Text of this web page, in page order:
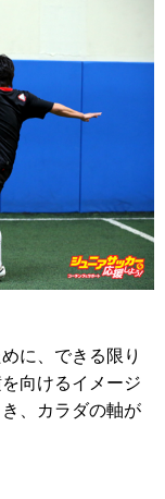
に、できる限り
向けるイメージ
、カラダの軸が